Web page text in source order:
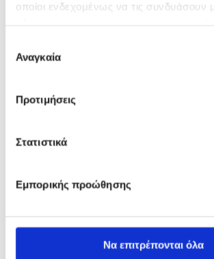
οποίοι ενδεχομένως να τις συνδυάσουν
των υπηρεσιών τους.
συγκατάθεσης
Αναγκαία
Προτιμήσεις
Στατιστικά
Εμπορικής προώθησης
Να επιτρέπονται όλα